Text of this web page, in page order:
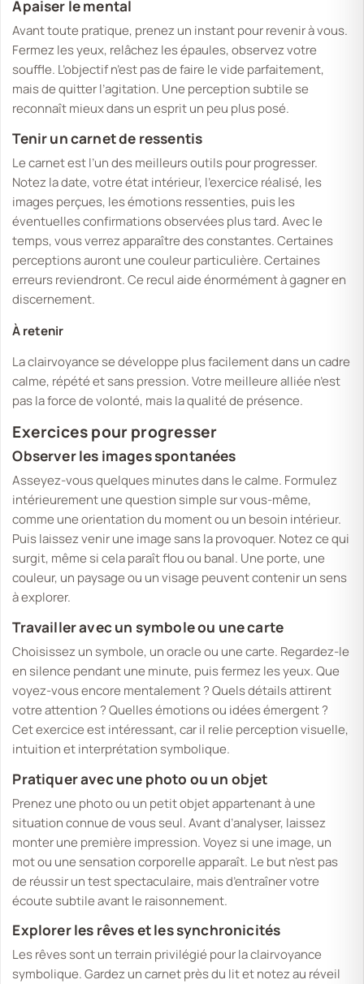
Apaiser le mental
Avant toute pratique, prenez un instant pour revenir à vous.
Fermez les yeux, relâchez les épaules, observez votre
souffle. L’objectif n’est pas de faire le vide parfaitement,
mais de quitter l’agitation. Une perception subtile se
reconnaît mieux dans un esprit un peu plus posé.
Tenir un carnet de ressentis
Le carnet est l’un des meilleurs outils pour progresser.
Notez la date, votre état intérieur, l’exercice réalisé, les
images perçues, les émotions ressenties, puis les
éventuelles confirmations observées plus tard. Avec le
temps, vous verrez apparaître des constantes. Certaines
perceptions auront une couleur particulière. Certaines
erreurs reviendront. Ce recul aide énormément à gagner en
discernement.
À retenir
La clairvoyance se développe plus facilement dans un cadre
calme, répété et sans pression. Votre meilleure alliée n’est
pas la force de volonté, mais la qualité de présence.
Exercices pour progresser
Observer les images spontanées
Asseyez-vous quelques minutes dans le calme. Formulez
intérieurement une question simple sur vous-même,
comme une orientation du moment ou un besoin intérieur.
Puis laissez venir une image sans la provoquer. Notez ce qui
surgit, même si cela paraît flou ou banal. Une porte, une
couleur, un paysage ou un visage peuvent contenir un sens
à explorer.
Travailler avec un symbole ou une carte
Choisissez un symbole, un oracle ou une carte. Regardez-le
en silence pendant une minute, puis fermez les yeux. Que
voyez-vous encore mentalement ? Quels détails attirent
votre attention ? Quelles émotions ou idées émergent ?
Cet exercice est intéressant, car il relie perception visuelle,
intuition et interprétation symbolique.
Pratiquer avec une photo ou un objet
Prenez une photo ou un petit objet appartenant à une
situation connue de vous seul. Avant d’analyser, laissez
monter une première impression. Voyez si une image, un
mot ou une sensation corporelle apparaît. Le but n’est pas
de réussir un test spectaculaire, mais d’entraîner votre
écoute subtile avant le raisonnement.
Explorer les rêves et les synchronicités
Les rêves sont un terrain privilégié pour la clairvoyance
symbolique. Gardez un carnet près du lit et notez au réveil